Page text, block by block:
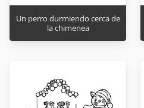
Un perro durmiendo cerca de
la chimenea